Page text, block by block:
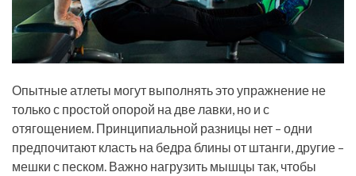
Опытные атлеты могут выполнять это упражнение не
только с простой опорой на две лавки, но и с
отягощением. Принципиальной разницы нет – одни
предпочитают класть на бедра блины от штанги, другие –
мешки с песком. Важно нагрузить мышцы так, чтобы